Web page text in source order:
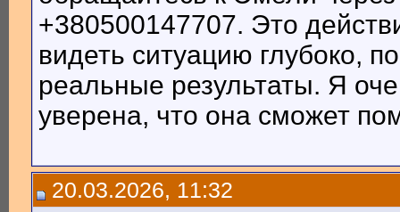
+380500147707. Это
видеть ситуацию глубоко,
реальные результаты. Я
уверена, что она сможет
20.03.2026, 11:32